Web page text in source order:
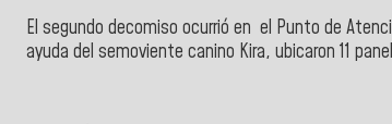
El segundo decomiso ocurrió en el Punto de
ayuda del semoviente canino Kira, ubicaron 11